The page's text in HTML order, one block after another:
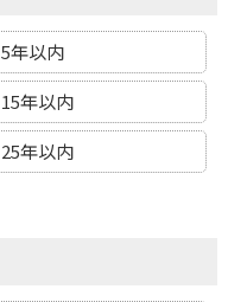
5年以内
15年以内
25年以内